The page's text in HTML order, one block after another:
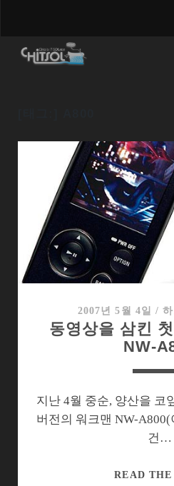
2007년 5월 4일 /
동영상을 삼킨
NW-
지난 4월 중순, 양산을 코
버전의 워크맨 NW-
건…
READ THE